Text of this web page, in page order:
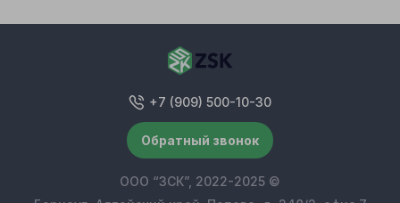
+7 (909) 500-10-30
Обратный звонок
ООО “ЗСК”, 2022-2025 ©